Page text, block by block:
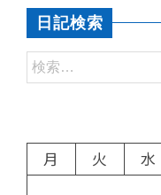
日記検索
月
火 水